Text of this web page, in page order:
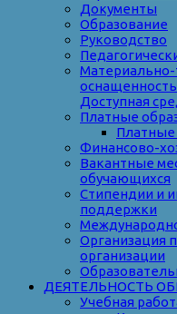
Документы
Образование
Руководство
Материально-
Доступная
Платные
Платные
Финансово-
Вакантные
обучающихся
Стипендии и
поддержки
Организация
организации
ДЕЯТЕЛЬНОСТЬ
Учебная